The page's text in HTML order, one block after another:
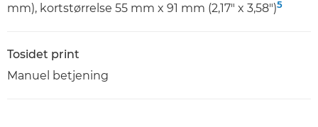
mm), kortstørrelse 55 mm x 91 mm (2,17" x 3,58")5
Tosidet print
Manuel betjening